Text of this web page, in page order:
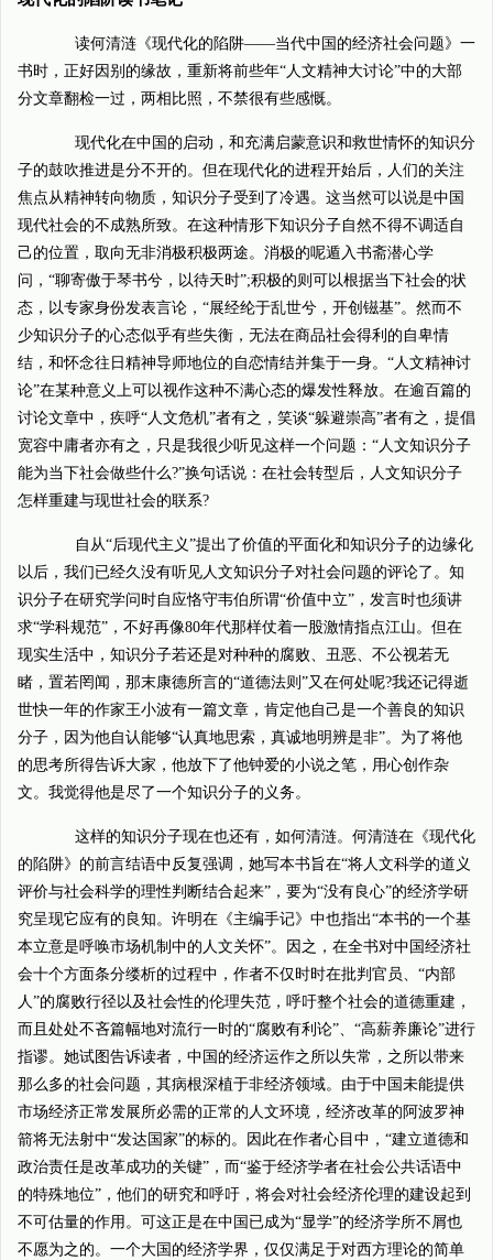
读何清涟《现代化的陷阱——当代中国的经济社会问题》一
书时，正好因别的缘故，重新将前些年“人文精神大讨论”中的大部
分文章翻检一过，两相比照，不禁很有些感慨。
现代化在中国的启动，和充满启蒙意识和救世情怀的知识分
子的鼓吹推进是分不开的。但在现代化的进程开始后，人们的关注
焦点从精神转向物质，知识分子受到了冷遇。这当然可以说是中国
现代社会的不成熟所致。在这种情形下知识分子自然不得不调适自
己的位置，取向无非消极积极两途。消极的呢遁入书斋潜心学
问，“聊寄傲于琴书兮，以待天时”;积极的则可以根据当下社会的状
态，以专家身份发表言论，“展经纶于乱世兮，开创镃基”。然而不
少知识分子的心态似乎有些失衡，无法在商品社会得利的自卑情
结，和怀念往日精神导师地位的自恋情结并集于一身。“人文精神讨
论”在某种意义上可以视作这种不满心态的爆发性释放。在逾百篇的
讨论文章中，疾呼“人文危机”者有之，笑谈“躲避崇高”者有之，提倡
宽容中庸者亦有之，只是我很少听见这样一个问题：“人文知识分子
能为当下社会做些什么?”换句话说：在社会转型后，人文知识分子
怎样重建与现世社会的联系?
自从“后现代主义”提出了价值的平面化和知识分子的边缘化
以后，我们已经久没有听见人文知识分子对社会问题的评论了。知
识分子在研究学问时自应恪守韦伯所谓“价值中立”，发言时也须讲
求“学科规范”，不好再像80年代那样仗着一股激情指点江山。但在
现实生活中，知识分子若还是对种种的腐败、丑恶、不公视若无
睹，置若罔闻，那末康德所言的“道德法则”又在何处呢?我还记得逝
世快一年的作家王小波有一篇文章，肯定他自己是一个善良的知识
分子，因为他自认能够“认真地思索，真诚地明辨是非”。为了将他
的思考所得告诉大家，他放下了他钟爱的小说之笔，用心创作杂
文。我觉得他是尽了一个知识分子的义务。
这样的知识分子现在也还有，如何清涟。何清涟在《现代化
的陷阱》的前言结语中反复强调，她写本书旨在“将人文科学的道义
评价与社会科学的理性判断结合起来”，要为“没有良心”的经济学研
究呈现它应有的良知。许明在《主编手记》中也指出“本书的一个基
本立意是呼唤市场机制中的人文关怀”。因之，在全书对中国经济社
会十个方面条分缕析的过程中，作者不仅时时在批判官员、“内部
人”的腐败行径以及社会性的伦理失范，呼吁整个社会的道德重建，
而且处处不吝篇幅地对流行一时的“腐败有利论”、“高薪养廉论”进行
指谬。她试图告诉读者，中国的经济运作之所以失常，之所以带来
那么多的社会问题，其病根深植于非经济领域。由于中国未能提供
市场经济正常发展所必需的正常的人文环境，经济改革的阿波罗神
箭将无法射中“发达国家”的标的。因此在作者心目中，“建立道德和
政治责任是改革成功的关键”，而“鉴于经济学者在社会公共话语中
的特殊地位”，他们的研究和呼吁，将会对社会经济伦理的建设起到
不可估量的作用。可这正是在中国已成为“显学”的经济学所不屑也
不愿为之的。一个大国的经济学界，仅仅满足于对西方理论的简单